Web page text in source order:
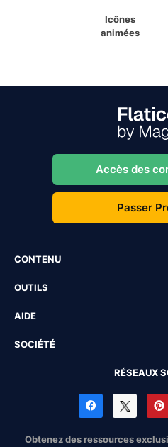
Icônes
animées
Accès des
Passer
CONTENU
OUTILS
AIDE
SOCIÉTÉ
RÉSEAUX
Obtenez des ressources